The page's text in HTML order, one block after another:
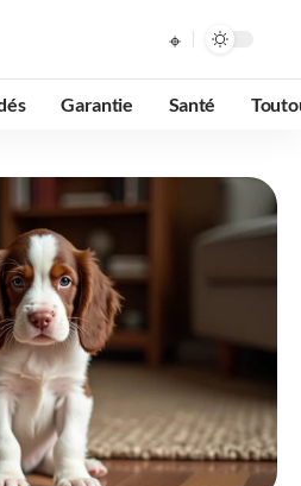
Garantie Santé